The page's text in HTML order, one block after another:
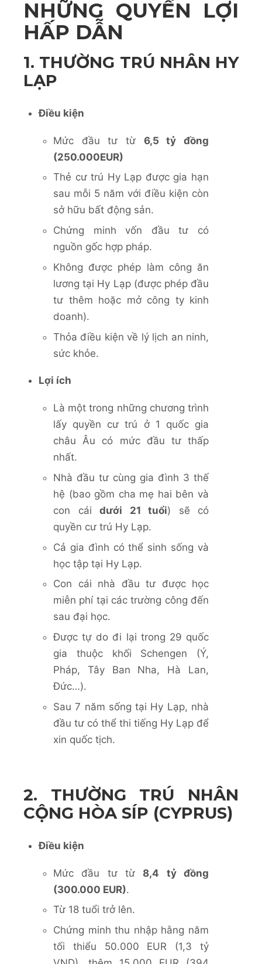
NHỮNG QUYỀN LỢI
HẤP DẪN
1. THƯỜNG TRÚ NHÂN HY
LẠP
Điều kiện
Mức đầu tư từ 6,5 tỷ đồng
(250.000EUR)
Thẻ cư trú Hy Lạp được gia hạn
sau mỗi 5 năm với điều kiện còn
sở hữu bất động sản.
Chứng minh vốn đầu tư có
nguồn gốc hợp pháp.
Không được phép làm công ăn
lương tại Hy Lạp (được phép đầu
tư thêm hoặc mở công ty kinh
doanh).
Thỏa điều kiện về lý lịch an ninh,
sức khỏe.
Lợi ích
Là một trong những chương trình
lấy quyền cư trú ở 1 quốc gia
châu Âu có mức đầu tư thấp
nhất.
Nhà đầu tư cùng gia đình 3 thế
hệ (bao gồm cha mẹ hai bên và
con cái dưới 21 tuổi) sẽ có
quyền cư trú Hy Lạp.
Cả gia đình có thể sinh sống và
học tập tại Hy Lạp.
Con cái nhà đầu tư được học
miễn phí tại các trường công đến
sau đại học.
Được tự do đi lại trong 29 quốc
gia thuộc khối Schengen (Ý,
Pháp, Tây Ban Nha, Hà Lan,
Đức…).
Sau 7 năm sống tại Hy Lạp, nhà
đầu tư có thể thi tiếng Hy Lạp để
xin quốc tịch.
2. THƯỜNG TRÚ NHÂN
CỘNG HÒA SÍP (CYPRUS)
Điều kiện
Mức đầu tư từ 8,4 tỷ đồng
(300.000 EUR).
Từ 18 tuổi trở lên.
Chứng minh thu nhập hằng năm
tối thiểu 50.000 EUR (1,3 tỷ